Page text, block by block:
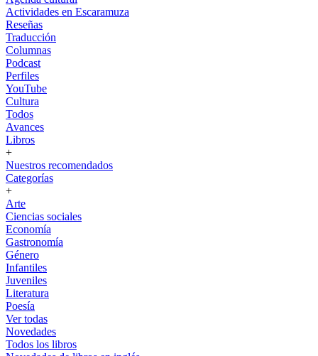
Actividades en Escaramuza
Reseñas
Traducción
Columnas
Podcast
Perfiles
YouTube
Cultura
Todos
Avances
Libros
+
Nuestros recomendados
Categorías
+
Arte
Ciencias sociales
Economía
Gastronomía
Género
Infantiles
Juveniles
Literatura
Poesía
Ver todas
Novedades
Todos los libros